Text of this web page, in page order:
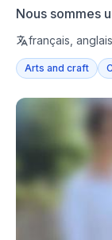
Nous sommes
et 16 an...
français, anglais
Arts and craft